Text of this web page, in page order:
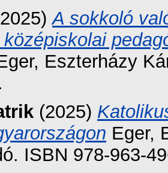
A sokkoló
Eszterházy
(2025)
Eger,
ISBN 978-963-